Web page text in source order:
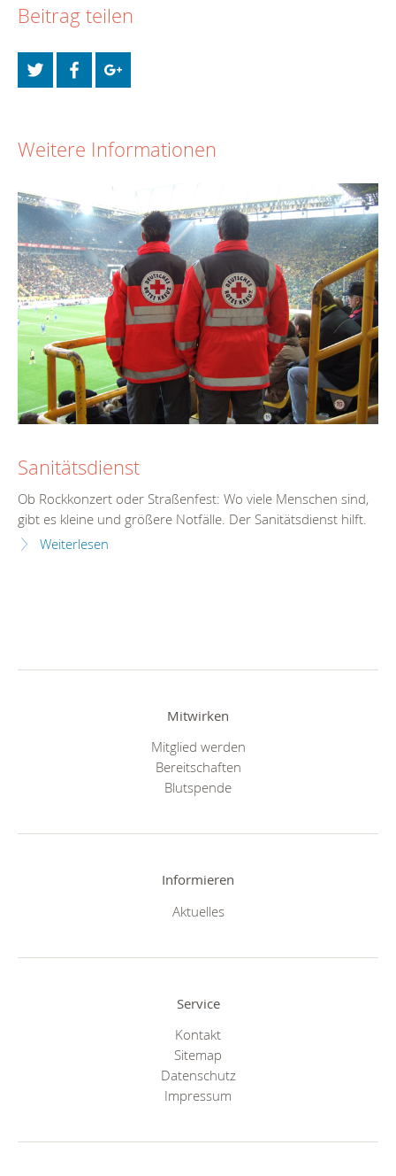
Beitrag teilen
Weitere Informationen
Sanitätsdienst
Ob Rockkonzert oder Straßenfest: Wo viele Menschen sind,
gibt es kleine und größere Notfälle. Der Sanitätsdienst hilft.
Weiterlesen
Mitwirken
Mitglied werden
Bereitschaften
Blutspende
Informieren
Aktuelles
Service
Kontakt
Sitemap
Datenschutz
Impressum